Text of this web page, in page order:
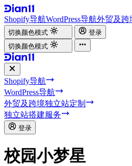
Shopify导航WordPress导航外贸及跨
切换颜色模式
登录
切换颜色模式
Shopify导航
WordPress导航
外贸及跨境独立站定制
独立站搭建服务
登录
校园小梦星